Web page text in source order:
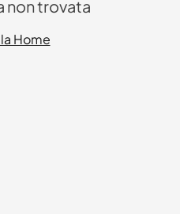
non trovata
Home